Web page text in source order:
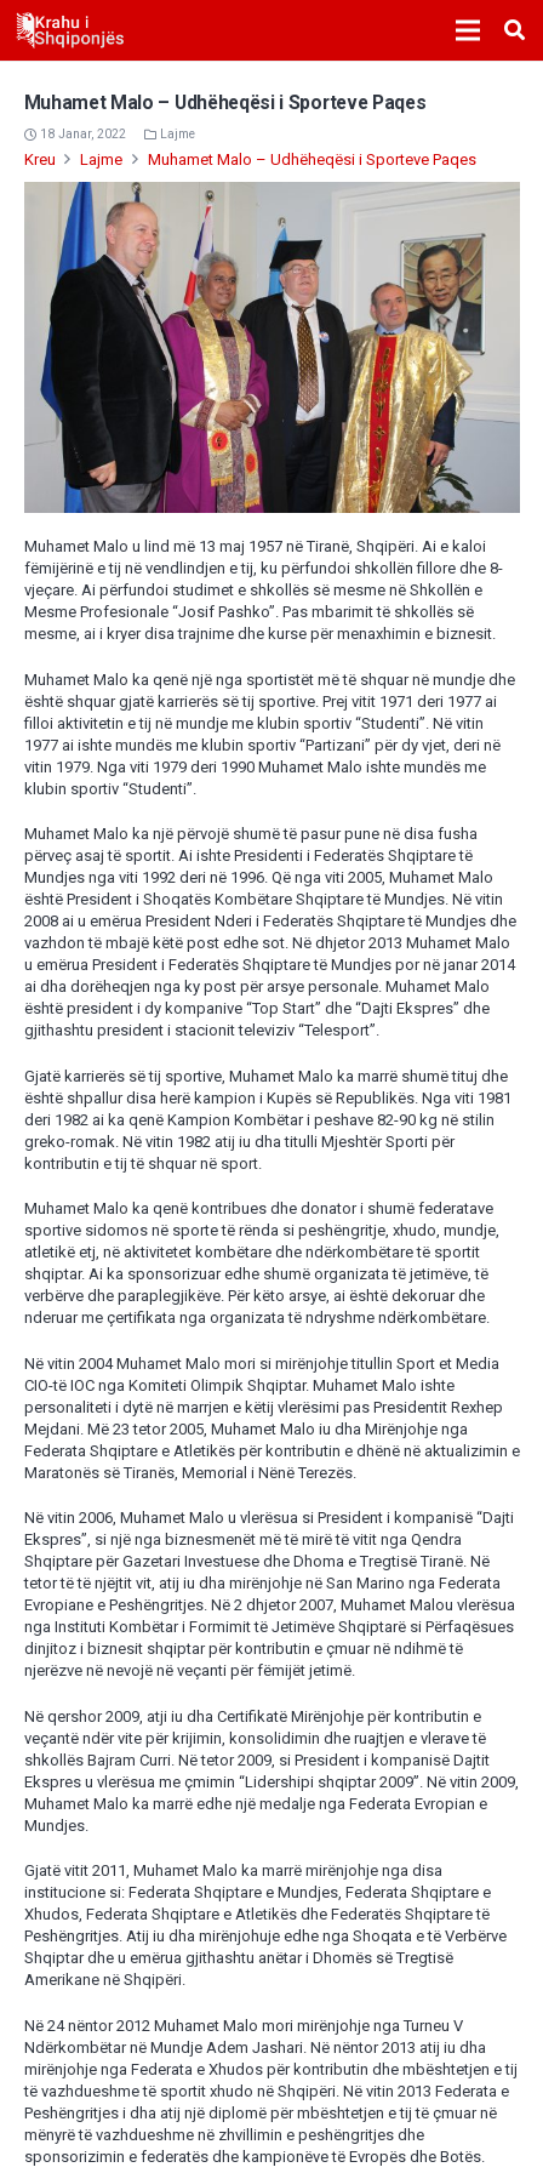
Muhamet Malo – Udhëheqësi i Sporteve Paqes
18 Janar, 2022 Lajme
Kreu Lajme Muhamet Malo – Udhëheqësi i Sporteve Paqes
Muhamet Malo u lind më 13 maj 1957 në Tiranë, Shqipëri. Ai e kaloi
fëmijërinë e tij në vendlindjen e tij, ku përfundoi shkollën fillore dhe 8-
vjeçare. Ai përfundoi studimet e shkollës së mesme në Shkollën e
Mesme Profesionale “Josif Pashko”. Pas mbarimit të shkollës së
mesme, ai i kryer disa trajnime dhe kurse për menaxhimin e biznesit.
Muhamet Malo ka qenë një nga sportistët më të shquar në mundje dhe
është shquar gjatë karrierës së tij sportive. Prej vitit 1971 deri 1977 ai
filloi aktivitetin e tij në mundje me klubin sportiv “Studenti”. Në vitin
1977 ai ishte mundës me klubin sportiv “Partizani” për dy vjet, deri në
vitin 1979. Nga viti 1979 deri 1990 Muhamet Malo ishte mundës me
klubin sportiv “Studenti”.
Muhamet Malo ka një përvojë shumë të pasur pune në disa fusha
përveç asaj të sportit. Ai ishte Presidenti i Federatës Shqiptare të
Mundjes nga viti 1992 deri në 1996. Që nga viti 2005, Muhamet Malo
është President i Shoqatës Kombëtare Shqiptare të Mundjes. Në vitin
2008 ai u emërua President Nderi i Federatës Shqiptare të Mundjes dhe
vazhdon të mbajë këtë post edhe sot. Në dhjetor 2013 Muhamet Malo
u emërua President i Federatës Shqiptare të Mundjes por në janar 2014
ai dha dorëheqjen nga ky post për arsye personale. Muhamet Malo
është president i dy kompanive “Top Start” dhe “Dajti Ekspres” dhe
gjithashtu president i stacionit televiziv “Telesport”.
Gjatë karrierës së tij sportive, Muhamet Malo ka marrë shumë tituj dhe
është shpallur disa herë kampion i Kupës së Republikës. Nga viti 1981
deri 1982 ai ka qenë Kampion Kombëtar i peshave 82-90 kg në stilin
greko-romak. Në vitin 1982 atij iu dha titulli Mjeshtër Sporti për
kontributin e tij të shquar në sport.
Muhamet Malo ka qenë kontribues dhe donator i shumë federatave
sportive sidomos në sporte të rënda si peshëngritje, xhudo, mundje,
atletikë etj, në aktivitetet kombëtare dhe ndërkombëtare të sportit
shqiptar. Ai ka sponsorizuar edhe shumë organizata të jetimëve, të
verbërve dhe paraplegjikëve. Për këto arsye, ai është dekoruar dhe
nderuar me çertifikata nga organizata të ndryshme ndërkombëtare.
Në vitin 2004 Muhamet Malo mori si mirënjohje titullin Sport et Media
CIO-të IOC nga Komiteti Olimpik Shqiptar. Muhamet Malo ishte
personaliteti i dytë në marrjen e këtij vlerësimi pas Presidentit Rexhep
Mejdani. Më 23 tetor 2005, Muhamet Malo iu dha Mirënjohje nga
Federata Shqiptare e Atletikës për kontributin e dhënë në aktualizimin e
Maratonës së Tiranës, Memorial i Nënë Terezës.
Në vitin 2006, Muhamet Malo u vlerësua si President i kompanisë “Dajti
Ekspres”, si një nga biznesmenët më të mirë të vitit nga Qendra
Shqiptare për Gazetari Investuese dhe Dhoma e Tregtisë Tiranë. Në
tetor të të njëjtit vit, atij iu dha mirënjohje në San Marino nga Federata
Evropiane e Peshëngritjes. Në 2 dhjetor 2007, Muhamet Malou vlerësua
nga Instituti Kombëtar i Formimit të Jetimëve Shqiptarë si Përfaqësues
dinjitoz i biznesit shqiptar për kontributin e çmuar në ndihmë të
njerëzve në nevojë në veçanti për fëmijët jetimë.
Në qershor 2009, atji iu dha Certifikatë Mirënjohje për kontributin e
veçantë ndër vite për krijimin, konsolidimin dhe ruajtjen e vlerave të
shkollës Bajram Curri. Në tetor 2009, si President i kompanisë Dajtit
Ekspres u vlerësua me çmimin “Lidershipi shqiptar 2009”. Në vitin 2009,
Muhamet Malo ka marrë edhe një medalje nga Federata Evropian e
Mundjes.
Gjatë vitit 2011, Muhamet Malo ka marrë mirënjohje nga disa
institucione si: Federata Shqiptare e Mundjes, Federata Shqiptare e
Xhudos, Federata Shqiptare e Atletikës dhe Federatës Shqiptare të
Peshëngritjes. Atij iu dha mirënjohuje edhe nga Shoqata e të Verbërve
Shqiptar dhe u emërua gjithashtu anëtar i Dhomës së Tregtisë
Amerikane në Shqipëri.
Në 24 nëntor 2012 Muhamet Malo mori mirënjohje nga Turneu V
Ndërkombëtar në Mundje Adem Jashari. Në nëntor 2013 atij iu dha
mirënjohje nga Federata e Xhudos për kontributin dhe mbështetjen e tij
të vazhdueshme të sportit xhudo në Shqipëri. Në vitin 2013 Federata e
Peshëngritjes i dha atij një diplomë për mbështetjen e tij të çmuar në
mënyrë të vazhdueshme në zhvillimin e peshëngritjes dhe
sponsorizimin e federatës dhe kampionëve të Evropës dhe Botës.